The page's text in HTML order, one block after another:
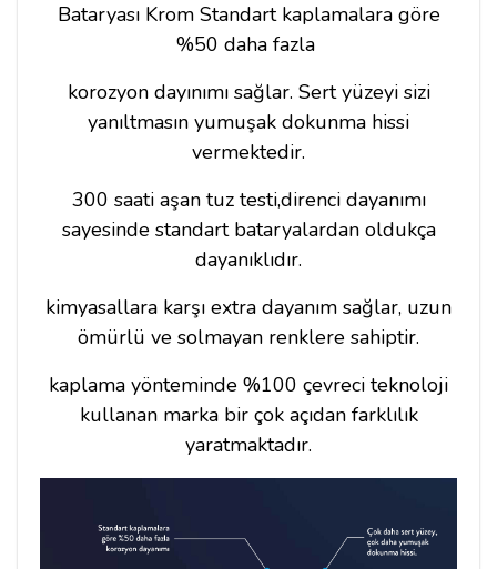
Bataryası Krom Standart kaplamalara göre
%50 daha fazla
korozyon dayınımı sağlar. Sert yüzeyi sizi
yanıltmasın yumuşak dokunma hissi
vermektedir.
300 saati aşan tuz testi,direnci dayanımı
sayesinde standart bataryalardan oldukça
dayanıklıdır.
kimyasallara karşı extra dayanım sağlar, uzun
ömürlü ve solmayan renklere sahiptir.
kaplama yönteminde %100 çevreci teknoloji
kullanan marka bir çok açıdan farklılık
yaratmaktadır.